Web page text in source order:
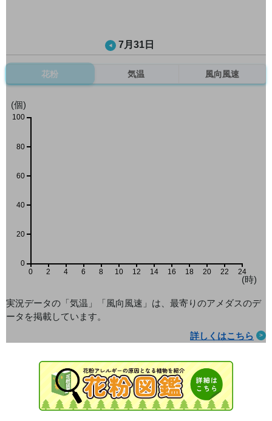
7月31日
花粉 気温 風向風速
0 2 4 6 8 10 12 14 16 18 20 22 24
(個)
(時)
0
20
40
60
80
100
実況データの「気温」「風向風速」は、最寄りのアメダスのデ
ータを掲載しています。
詳しくはこちら